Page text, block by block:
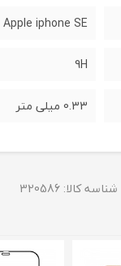
Apple iphone SE
9H
0.33 میلی متر
شناسه کالا: 320586